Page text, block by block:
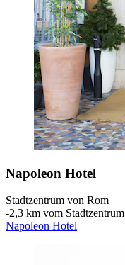
Napoleon Hotel
Stadtzentrum von Rom
‐2,3 km vom Stadtzentrum
Napoleon Hotel